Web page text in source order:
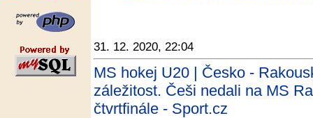
31. 12. 2020, 22:04
MS hokej U20 | Česko -
záležitost. Češi nedali na MS
čtvrtfinále - Sport.cz